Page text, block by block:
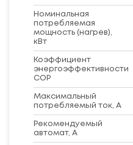
Номинальная
потребляемая
мощность (нагрев),
кВт
Коэффициент
энергоэффективности
COP
Максимальный
потребляемый ток, А
Рекомендуемый
автомат, А